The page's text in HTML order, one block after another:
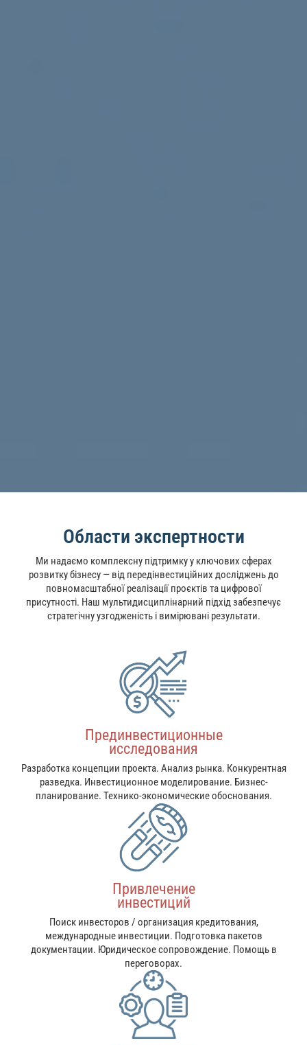
Области экспертности
Ми надаємо комплексну підтримку у ключових сферах
розвитку бізнесу — від передінвестиційних досліджень до
повномасштабної реалізації проєктів та цифрової
присутності. Наш мультидисциплінарний підхід забезпечує
стратегічну узгодженість і вимірювані результати.
Прединвестиционные
исследования
Разработка концепции проекта. Анализ рынка. Конкурентная
разведка. Инвестиционное моделирование. Бизнес-
планирование. Технико-экономические обоснования.
Привлечение
инвестиций
Поиск инвесторов / организация кредитования,
международные инвестиции. Подготовка пакетов
документации. Юридическое сопровождение. Помощь в
переговорах.